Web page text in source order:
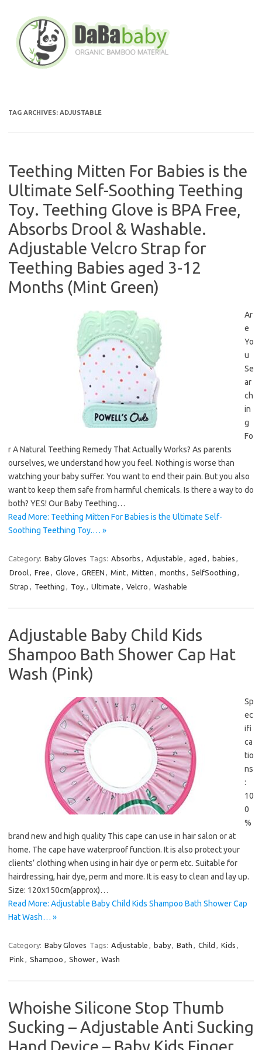
content
TAG ARCHIVES: ADJUSTABLE
Teething Mitten For Babies is the
Ultimate Self-Soothing Teething
Toy. Teething Glove is BPA Free,
Absorbs Drool & Washable.
Adjustable Velcro Strap for
Teething Babies aged 3-12
Months (Mint Green)
Ar
e
Yo
u
Se
ar
ch
in
g
Fo
r A Natural Teething Remedy That Actually Works? As parents
ourselves, we understand how you feel. Nothing is worse than
watching your baby suffer. You want to end their pain. But you also
want to keep them safe from harmful chemicals. Is there a way to do
both? YES! Our Baby Teething…
Read More: Teething Mitten For Babies is the Ultimate Self-
Soothing Teething Toy.… »
Category: Baby Gloves Tags: Absorbs , Adjustable , aged , babies ,
Drool, Free , Glove , GREEN , Mint, Mitten , months , SelfSoothing ,
Strap , Teething , Toy. , Ultimate , Velcro , Washable
Adjustable Baby Child Kids
Shampoo Bath Shower Cap Hat
Wash (Pink)
Sp
ec
ifi
ca
tio
ns
:
10
0
%
brand new and high quality This cape can use in hair salon or at
home. The cape have waterproof function. It is also protect your
clients’ clothing when using in hair dye or perm etc. Suitable for
hairdressing, hair dye, perm and more. It is easy to clean and lay up.
Size: 120x150cm(approx)…
Read More: Adjustable Baby Child Kids Shampoo Bath Shower Cap
Hat Wash… »
Category: Baby Gloves Tags: Adjustable , baby, Bath , Child , Kids ,
Pink , Shampoo , Shower, Wash
Whoishe Silicone Stop Thumb
Sucking – Adjustable Anti Sucking
Hand Device – Baby Kids Finger